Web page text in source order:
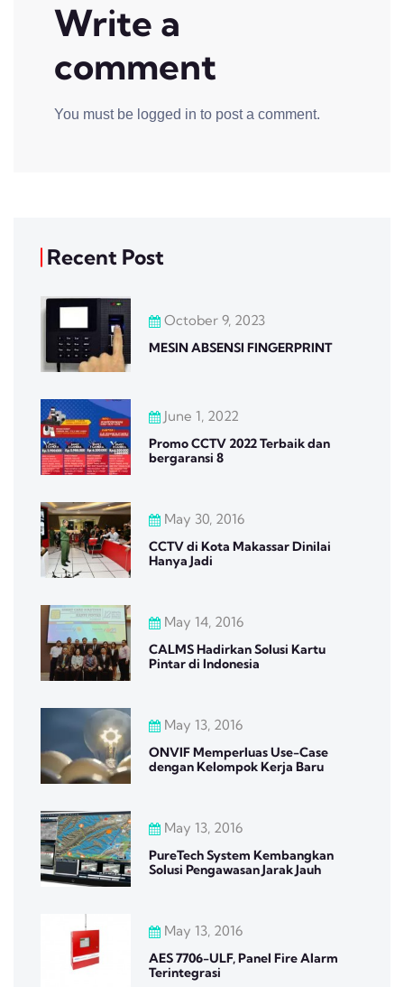
Write a
comment
You must be logged in to post a comment.
Recent Post
October 9, 2023
MESIN ABSENSI FINGERPRINT
June 1, 2022
Promo CCTV 2022 Terbaik dan
bergaransi 8
May 30, 2016
CCTV di Kota Makassar Dinilai
Hanya Jadi
May 14, 2016
CALMS Hadirkan Solusi Kartu
Pintar di Indonesia
May 13, 2016
ONVIF Memperluas Use-Case
dengan Kelompok Kerja Baru
May 13, 2016
PureTech System Kembangkan
Solusi Pengawasan Jarak Jauh
May 13, 2016
AES 7706-ULF, Panel Fire Alarm
Terintegrasi